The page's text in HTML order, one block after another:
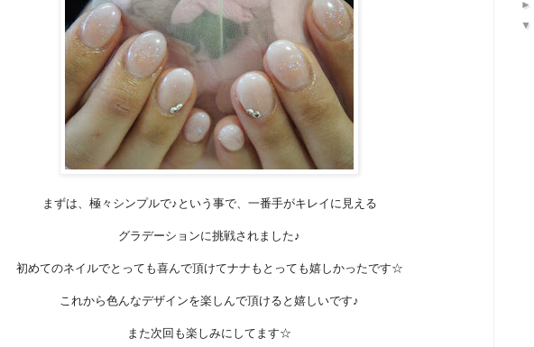
まずは、極々シンプルで♪という事で、一番手がキレイに見える
グラデーションに挑戦されました♪
初めてのネイルでとっても喜んで頂けてナナもとっても嬉しかったです☆
これから色んなデザインを楽しんで頂けると嬉しいです♪
また次回も楽しみにしてます☆
►
▼